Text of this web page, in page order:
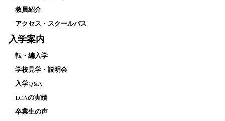
教員紹介
アクセス・スクールバス
入学案内
転・編入学
学校見学・説明会
入学Q&A
LCAの実績
卒業生の声